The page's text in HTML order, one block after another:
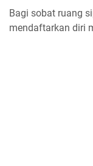
Bagi sobat ruang
mendaftarkan diri